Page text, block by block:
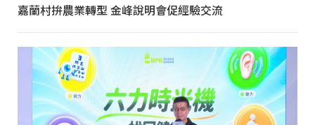
嘉蘭村拚農業轉型 金峰說明會促經驗交流